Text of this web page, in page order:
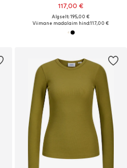
117,00 €
Algselt: 195,00 €
Viimane madalaim hind:117,00 €